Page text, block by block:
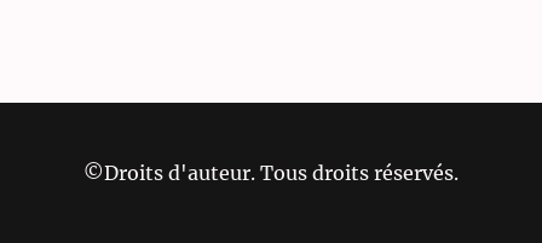
©Droits d'auteur. Tous droits réservés.